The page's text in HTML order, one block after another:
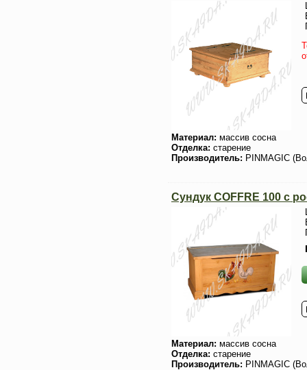
Материал: массив сосна
Отделка: старение
Производитель: PINMAGIC
Сундук COFFRE 100 с
Материал: массив сосна
Отделка: старение
Производитель: PINMAGIC